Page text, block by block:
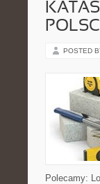
POSTED
Polecamy: